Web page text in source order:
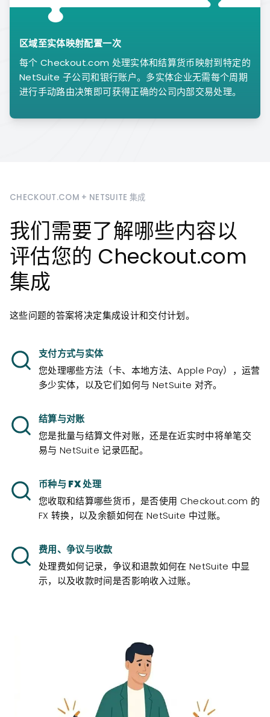
区域至实体映射配置一次
每个 Checkout.com 处理实体和结算货币映射到特定的
NetSuite 子公司和银行账户。多实体企业无需每个周期
进行手动路由决策即可获得正确的公司内部交易处理。
CHECKOUT.COM + NETSUITE 集成
我们需要了解哪些内容以
评估您的 Checkout.com
集成
这些问题的答案将决定集成设计和交付计划。
支付方式与实体
您处理哪些方法（卡、本地方法、Apple Pay），运营
多少实体，以及它们如何与 NetSuite 对齐。
结算与对账
您是批量与结算文件对账，还是在近实时中将单笔交
易与 NetSuite 记录匹配。
币种与 FX 处理
您收取和结算哪些货币，是否使用 Checkout.com 的
FX 转换，以及余额如何在 NetSuite 中过账。
费用、争议与收款
处理费如何记录，争议和退款如何在 NetSuite 中显
示，以及收款时间是否影响收入过账。